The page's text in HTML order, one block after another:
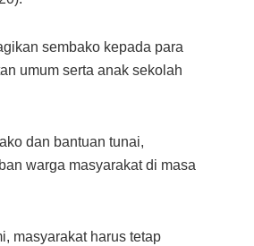
sembako kepada para
umum serta anak sekolah
dan bantuan tunai,
warga masyarakat di masa
masyarakat harus tetap